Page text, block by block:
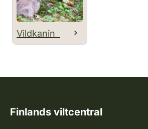
Vildkanin
Finlands viltcentral